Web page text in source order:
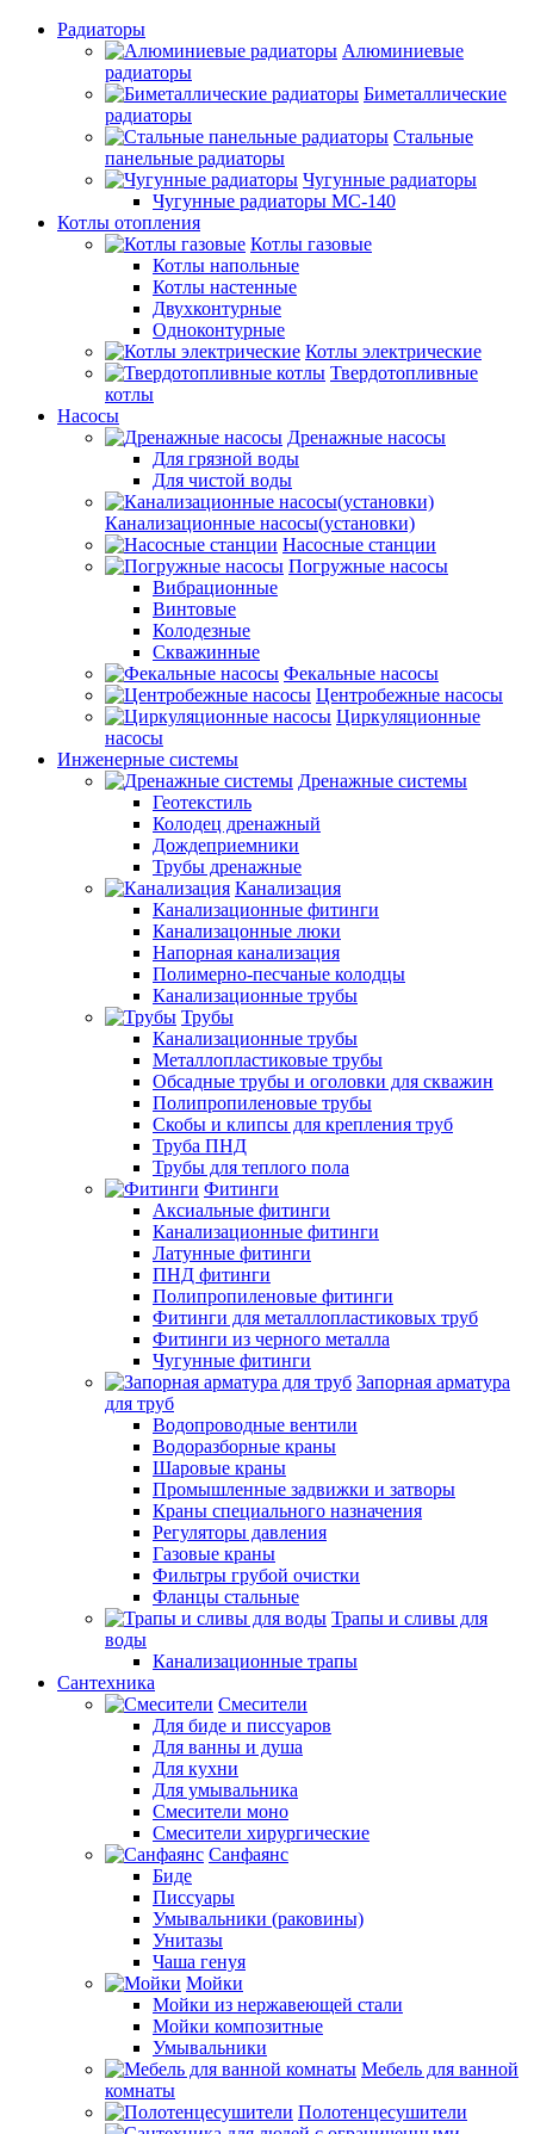
Радиаторы
Алюминиевые
радиаторы
Биметаллические
радиаторы
Стальные
панельные радиаторы
Чугунные радиаторы
Чугунные радиаторы МС-140
Котлы отопления
Котлы газовые
Котлы напольные
Котлы настенные
Двухконтурные
Одноконтурные
Котлы электрические
Твердотопливные
котлы
Насосы
Дренажные насосы
Для грязной воды
Для чистой воды
Канализационные насосы(установки)
Насосные станции
Погружные насосы
Вибрационные
Винтовые
Колодезные
Скважинные
Фекальные насосы
Центробежные насосы
Циркуляционные
насосы
Инженерные системы
Дренажные системы
Геотекстиль
Колодец дренажный
Дождеприемники
Трубы дренажные
Канализация
Канализационные фитинги
Канализацонные люки
Напорная канализация
Полимерно-песчаные колодцы
Канализационные трубы
Трубы
Канализационные трубы
Металлопластиковые трубы
Обсадные трубы и оголовки для скважин
Полипропиленовые трубы
Скобы и клипсы для крепления труб
Труба ПНД
Трубы для теплого пола
Фитинги
Аксиальные фитинги
Канализационные фитинги
Латунные фитинги
ПНД фитинги
Полипропиленовые фитинги
Фитинги для металлопластиковых труб
Фитинги из черного металла
Чугунные фитинги
Запорная арматура
для труб
Водопроводные вентили
Водоразборные краны
Шаровые краны
Промышленные задвижки и затворы
Краны специального назначения
Регуляторы давления
Газовые краны
Фильтры грубой очистки
Фланцы стальные
Трапы и сливы для
воды
Канализационные трапы
Сантехника
Смесители
Для биде и писсуаров
Для ванны и душа
Для кухни
Для умывальника
Смесители моно
Смесители хирургические
Санфаянс
Биде
Писсуары
Умывальники (раковины)
Унитазы
Чаша генуя
Мойки
Мойки из нержавеющей стали
Мойки композитные
Умывальники
Мебель для ванной
комнаты
Полотенцесушители